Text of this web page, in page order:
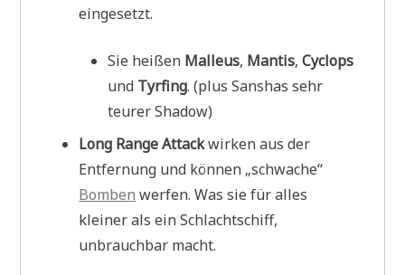
eingesetzt.
Sie heißen Malleus, Mantis,Cyclops
und Tyrfing. (plus Sanshas sehr
teurer Shadow)
Long Range Attackwirken aus der
Entfernung und können „schwache“
Bomben werfen. Was sie für alles
kleiner als ein Schlachtschiff,
unbrauchbar macht.